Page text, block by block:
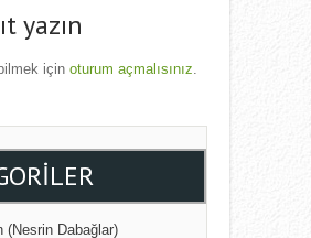
yazın
için oturum açmalısınız.
(Nesrin Dabağlar)